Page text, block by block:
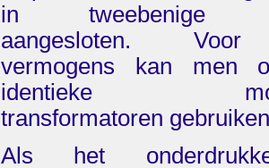
in tweebenige
aangesloten.
vermogens kan men
identieke
transformatoren
Als het